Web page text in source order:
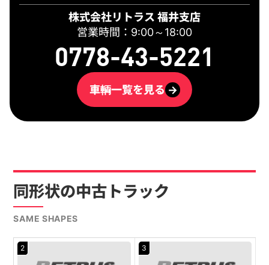
株式会社リトラス 福井支店
営業時間：9:00～18:00
0778-43-5221
車輌一覧を見る →
同形状の中古トラック
SAME SHAPES
2 3